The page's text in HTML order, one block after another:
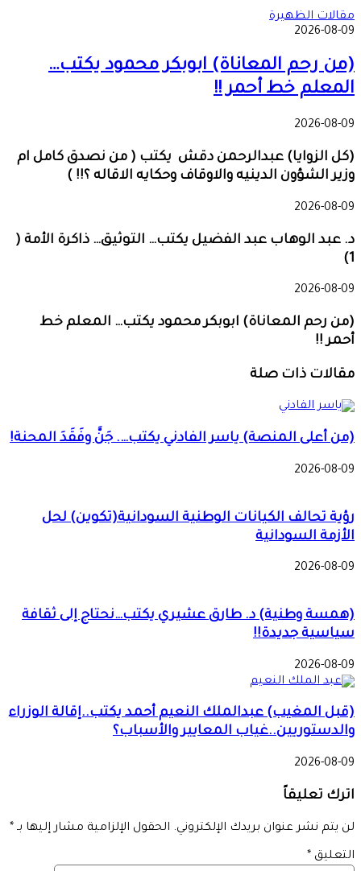
مقالات الظهيرة
2026-08-09
(من رحم المعاناة) ابوبكر محمود يكتب…
المعلم خط أحمر !!
2026-08-09
(كل الزوايا) عبدالرحمن دقش يكتب ( من نصدق كامل ام
وزير الشؤون الدينيه والاوقاف وحكايه الاقاله ؟!! )
2026-08-09
د. عبد الوهاب عبد الفضيل يكتب… التوثيق… ذاكرة الأمة (
1)
2026-08-09
(من رحم المعاناة) ابوبكر محمود يكتب… المعلم خط
أحمر !!
مقالات ذات صلة
(من أعلى المنصة) ياسر الفادني يكتب…. جَنَّ وفَقَدَ المحنة!
2026-08-09
رؤية تحالف الكيانات الوطنية السودانية(تكوين) لحل
الأزمة السودانية
2026-08-09
(همسة وطنية) د. طارق عشيري يكتب…نحتاج إلى ثقافة
سياسية جديدة!!
2026-08-09
(قبل المغيب) عبدالملك النعيم أحمد يكتب..إقالة الوزراء
والدستوريين..غياب المعايير والأسباب؟
2026-08-09
اترك تعليقاً
لن يتم نشر عنوان بريدك الإلكتروني. الحقول الإلزامية مشار إليها بـ *
التعليق *